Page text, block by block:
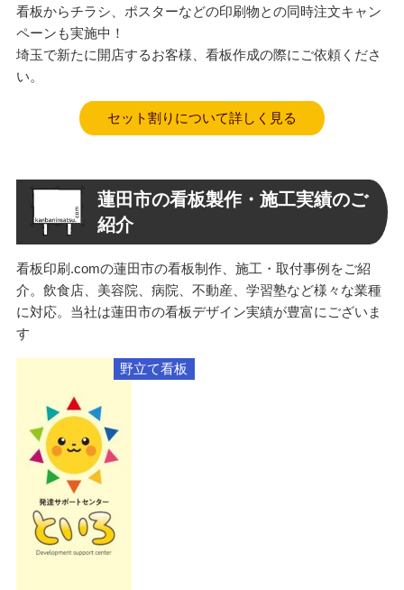
看板からチラシ、ポスターなどの印刷物との同時注文キャン
ペーンも実施中！
埼玉で新たに開店するお客様、看板作成の際にご依頼くださ
い。
セット割りについて詳しく見る
蓮田市の看板製作・施工実績のご
紹介
看板印刷.comの蓮田市の看板制作、施工・取付事例をご紹
介。飲食店、美容院、病院、不動産、学習塾など様々な業種
に対応。当社は蓮田市の看板デザイン実績が豊富にございま
す
野立て看板